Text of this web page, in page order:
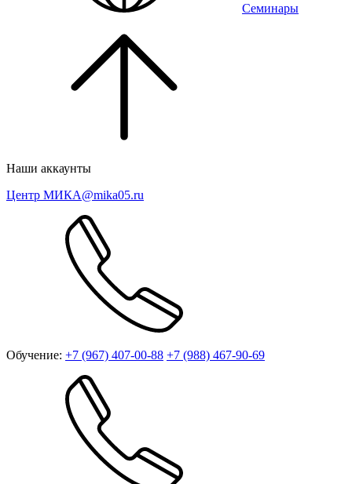
Семинары
Наши аккаунты
Центр МИКА@mika05.ru
Обучение: +7 (967) 407-00-88 +7 (988) 467-90-69